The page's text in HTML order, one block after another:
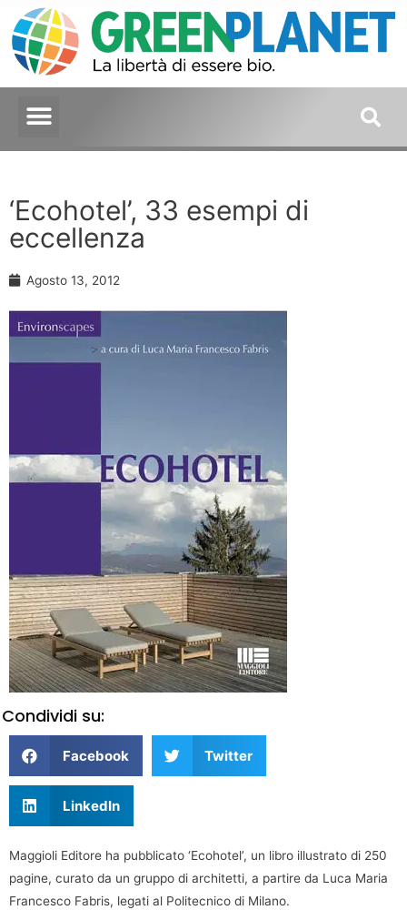
‘Ecohotel’, 33 esempi di
eccellenza
Agosto 13, 2012
Condividi su:
Facebook Twitter
LinkedIn
Maggioli Editore ha pubblicato ‘Ecohotel’, un libro illustrato di 250
pagine, curato da un gruppo di architetti, a partire da Luca Maria
Francesco Fabris, legati al Politecnico di Milano.